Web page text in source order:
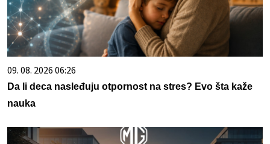
09. 08. 2026 06:26
Da li deca nasleđuju otpornost na stres? Evo šta kaže
nauka